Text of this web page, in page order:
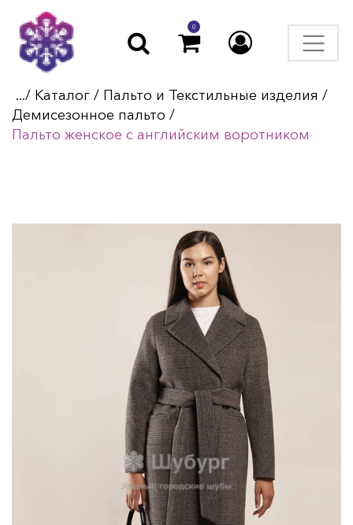
0
.../ Каталог / Пальто и Текстильные изделия /
Демисезонное пальто /
Пальто женское с английским воротником